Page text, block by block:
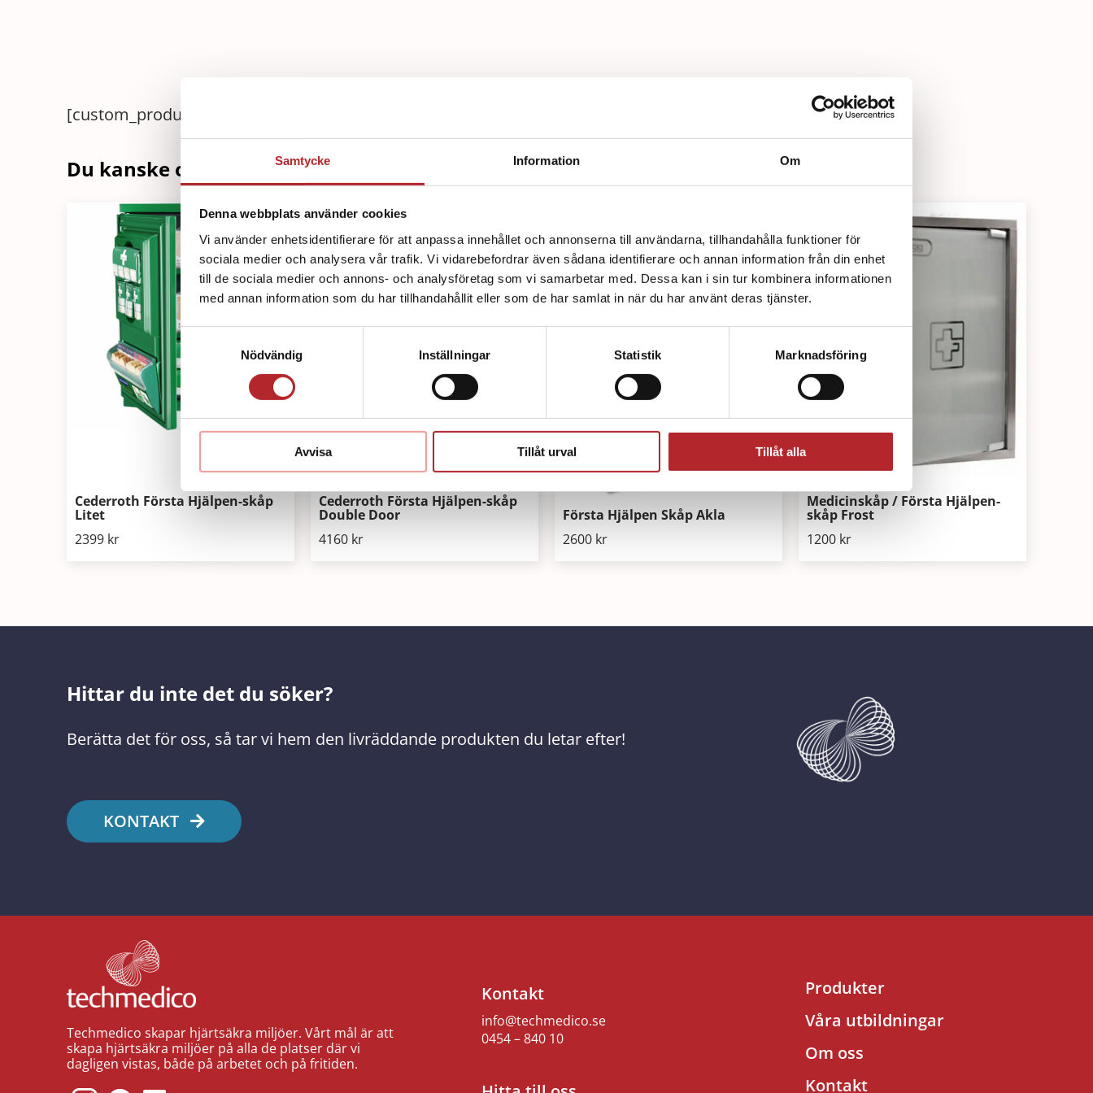
Samtycke Information Om
Denna webbplats använder cookies
Vi använder enhetsidentifierare för att anpassa innehållet och annonserna till användarna, tillhandahålla funktioner för
sociala medier och analysera vår trafik. Vi vidarebefordrar även sådana identifierare och annan information från din enhet
till de sociala medier och annons- och analysföretag som vi samarbetar med. Dessa kan i sin tur kombinera informationen
med annan information som du har tillhandahållit eller som de har samlat in när du har använt deras tjänster.
Samtyckesval
Nödvändig
Inställningar Statistik Marknadsföring
Avvisa Tillåt urval Tillåt alla
[custom_product_description]
Du kanske också är intresserad av:
Cederroth Första Hjälpen-skåp
Litet
2399 kr
Cederroth Första Hjälpen-skåp
Double Door
4160 kr
Första Hjälpen Skåp Akla
2600 kr
Medicinskåp / Första Hjälpen-
skåp Frost
1200 kr
Hittar du inte det du söker?
Berätta det för oss, så tar vi hem den livräddande produkten du letar efter!
KONTAKT
Techmedico skapar hjärtsäkra miljöer. Vårt mål är att
skapa hjärtsäkra miljöer på alla de platser där vi
dagligen vistas, både på arbetet och på fritiden.
Kontakt
info@techmedico.se
0454 – 840 10
Produkter
Våra utbildningar
Om oss
Kontakt